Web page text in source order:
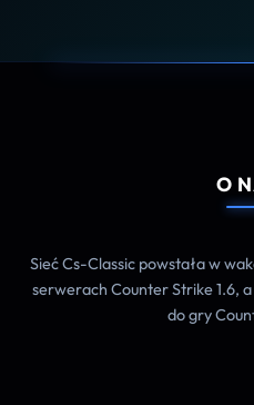
O
Sieć Cs-Classic powstała w
serwerach Counter Strike 1.6,
do gry